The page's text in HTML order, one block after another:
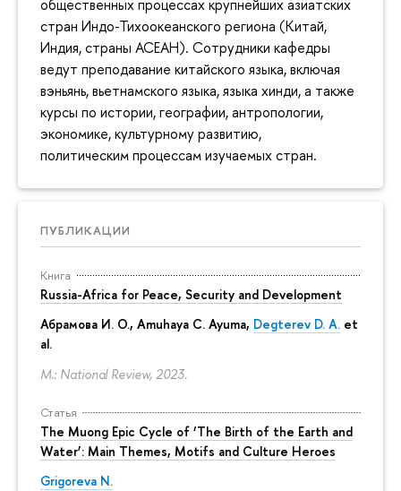
общественных процессах крупнейших азиатских
стран Индо-Тихоокеанского региона (Китай,
Индия, страны АСЕАН). Сотрудники кафедры
ведут преподавание китайского языка, включая
вэньянь, вьетнамского языка, языка хинди, а также
курсы по истории, географии, антропологии,
экономике, культурному развитию,
политическим процессам изучаемых стран.
ПУБЛИКАЦИИ
Книга
Russia-Africa for Peace, Security and Development
Абрамова И. О., Amuhaya C. Ayuma, Degterev D. A. et
al.
M.: National Review, 2023.
Статья
The Muong Epic Cycle of ‘The Birth of the Earth and
Water’: Main Themes, Motifs and Culture Heroes
Grigoreva N.